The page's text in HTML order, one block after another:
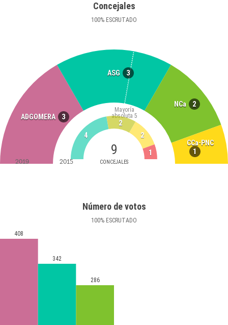
Concejales
100% ESCRUTADO
ADGOMERA 3
ASG 3
NCa 2
CCa-PNC
1
9
CONCEJALES
Mayoría
absoluta 5
4
2
2
1
2019 2015
Número de votos
100% ESCRUTADO
408
342
286